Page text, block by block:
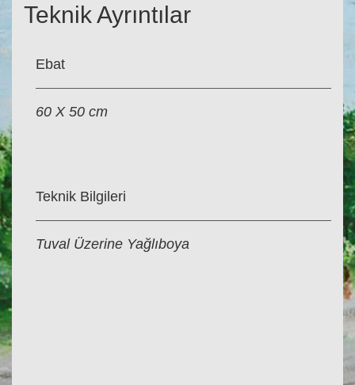
Teknik Ayrıntılar
Ebat
60 X 50 cm
Teknik Bilgileri
Tuval Üzerine Yağlıboya